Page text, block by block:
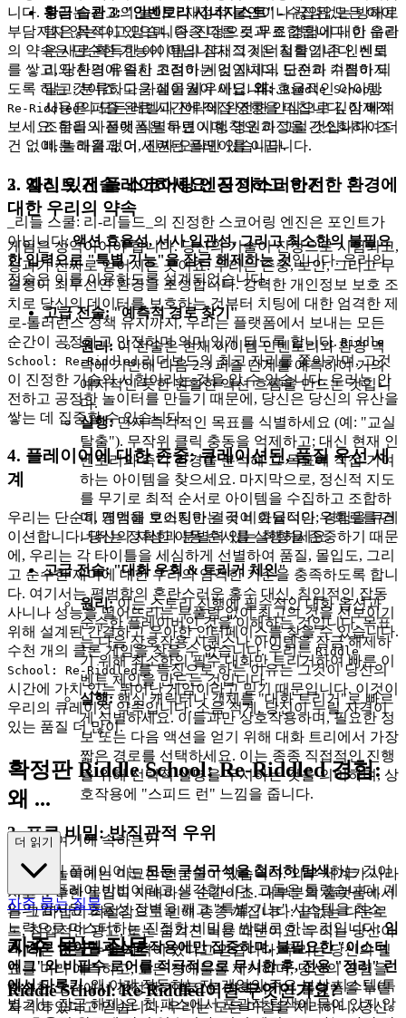
황금 습관 3: "인벤토리 시너지스트" - 수집된 모든 아이
템은 목적이 있으며, 종종 다른 것과 조합됩니다. 이 습관
은 새로 획득한 아이템의 잠재적 시너지를 기존 인벤토
리와 환경에 즉시 고려하는 것입니다. 단순히 수집하지
말고; 분류하고 가설을 세우세요.왜:효율적인 아이템
사용은 퍼즐 완료 시간에 직접 영향을 미칩니다. 잠재적
조합을 사전에 식별하면 시행착오 과정을 간소화하여 더
빠른 해결과 더 세련된 플레이를 이끕니다.
2. 엘리트 전술: 스코어링 엔진 마스터하기
_리들 스쿨: 리-리들드_의 진정한 스코어링 엔진은 포인트가
아닙니다;액션 효율성, 서사 일관성, 그리고 최소한의 불필요
한 입력으로 "특별 기능"을 잠금 해제하는 것입니다. 우리의
전술은 이를 이용하도록 설계되었습니다.
고급 전술: "예측적 경로 찾기"
원리: 이 전술은 현재 아이템 인벤토리와 환경 맥
락에 기반해 다음 2-3 퍼즐 단계를 예측하여 거의
예지적인 듯한 원활한 액션 흐름을 만드는 것입니
다.
실행:먼저 즉각적인 목표를 식별하세요 (예: "교실
탈출"). 무작위 클릭 충동을 억제하고; 대신 현재 인
벤토리와 즉각 환경을 분석해 그 목표에 직접 기여
하는 아이템을 찾으세요. 마지막으로, 정신적 지도
를 무기로 최적 순서로 아이템을 수집하고 조합하
며, 명백해 보이지만 결국 비효율적인 우회로를 건
너뛰는 정확한 이동 순서를 실행하세요.
고급 전술: "대화 우회 & 트리거 체인"
원리:이는 스토리 진행에 필수적인 대화 옵션과
순수한 플레이버인 것을 이해하는 것입니다. 목표
는 다음 상호작용 시퀀스나 아이템을 잠금 해제하
기 위해 최소한의 필수 대화만 트리거하여 빠른 이
벤트 체인을 만드는 것입니다.
실행:핵심 캐릭터나 객체를 "대화 트리거"로 빠르
게 식별하세요. 이들과만 상호작용하며, 필요한 정
보 또는 다음 액션을 얻기 위해 대화 트리에서 가장
짧은 경로를 선택하세요. 이는 종종 직접적인 진행
을 위해 선택적 설명을 무시하는 것을 의미하며, 상
호작용에 "스피드 런" 느낌을 줍니다.
3. 프로 비밀: 반직관적 우위
대부분의 플레이어는 모든 구석구석을 철저히 탐색하는 것이
최고의 플레이 방법이라고 생각합니다. 그들은 틀렸습니다. 게
임의 암시된 효율성 장벽을 깨고 "특별 기능" 시스템을 최소
노력으로 마스터하는 진정한 비밀은 반대로 하는 것입니다:임
계 경로 아이템과 상호작용에만 집중하며, 불필요한 "이스터
에그"와 비필수 로어를 적극적으로 무시한 후, 전용 "정리" 런
에서 다루기.왜 이게 작동하는지: 게임의 주요 보상 시스템(특
별 기능 잠금 해제)은 첫 패스에서 포괄적 탐색에 묶여 있지 않
니다. 우리는 최고의 놀이가 재정적 불안이나 끊임없는 방해로
부담지지 않는다고 믿습니다. 진정으로 무료 경험에 대한 우리
의 약속은 단순한 기능이 아닙니다; 그것은 철학입니다. 신뢰
를 쌓고, 당신의 유일한 초점이 게임 자체의 도전과 기쁨이 되
도록 하는 것이죠, 다음 페이월이 아닙니다.Riddle School:
Re-Riddled의 모든 레벨과 전략에 완전한 안심으로 깊이 빠져
보세요. 우리의 플랫폼은 무료이며, 영원히 그럴 것입니다. 조
건 없이, 놀라움 없이, 진짜 오락만 있습니다.
3. 자신 있게 플레이하세요: 공정하고 안전한 환경에
대한 우리의 약속
게임은 성역이어야 합니다. 당신의 기술이 진정으로 시험되고,
성과가 진짜로 얻어지는 곳이죠. 우리는 존중, 보안, 그리고 무
결성이 최우선인 환경을 조성합니다. 강력한 개인정보 보호 조
치로 당신의 데이터를 보호하는 것부터 치팅에 대한 엄격한 제
로-톨러런스 정책 유지까지, 우리는 플랫폼에서 보내는 모든
순간이 공정하고 안전하며 의미 있게 되도록 합니다.Riddle
School: Re-Riddled리더보드의 최고 자리를 쫓아가며, 그것
이 진정한 기술의 시험이라는 것을 알 수 있습니다. 우리는 안
전하고 공정한 놀이터를 만들기 때문에, 당신은 당신의 유산을
쌓는 데 집중할 수 있습니다.
4. 플레이어에 대한 존중: 큐레이션된, 품질 우선 세
계
우리는 단순히 게임을 호스팅하는 것이 아닙니다; 경험을 큐레
이션합니다. 당신의 지성과 분별력 있는 취향을 존중하기 때문
에, 우리는 각 타이틀을 세심하게 선별하여 품질, 몰입도, 그리
고 순수한 재미에 대한 우리의 엄격한 기준을 충족하도록 합니
다. 여기서는 평범함의 혼란스러운 홍수 대신, 침입적인 잡동
사니나 성능을 떨어뜨리는 부풀림 없이 최고의 것을 선보이기
위해 설계된 간결하고 우아한 인터페이스를 찾을 수 있습니다.
수천 개의 클론 게임을 찾을 수 없습니다. 우리는 Riddle
School: Re-Riddled를 특징으로 하는 이유는 그것이 당신의
시간에 가치 있는 뛰어난 게임이라고 믿기 때문입니다. 이것이
우리의 큐레이션 약속입니다: 소음 적게, 당신이 누릴 자격이
있는 품질 더 많이.
확정판 Riddle School: Re-Riddled 경험:
왜 ...
당신이 여기에 속하는가
진정한 놀이에는 미묘한 연금술이 있습니다. 외부 세계가 사라
지고 순수한 몰입이 지배하는 순간이죠. 대부분의 플랫폼에서
는 그 마법이 좌절감으로 인해 종종 깨집니다: 끝없는 다운로
드, 침입적인 광고, 또는 숨겨진 비용 때문이요. 우리는 당신이
더 나은 것을 누릴 자격이 있다고 믿습니다. 우리는 당신의 필
요를 미리 예측하고, 모든 장애물을 제거하며, 당신의 경험을
단순한 오락에서 진정한 기쁨으로 승화시키는 플랫폼을 누릴
자격이 있다고 믿습니다. 우리는 모든 마찰을 처리하니, 당신
더 읽기
자주 묻는 질문
자주 묻는 질문
Riddle School: Re-Riddled이란 무엇인가요?